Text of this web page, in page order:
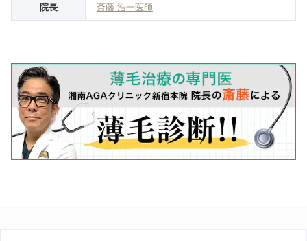
院長 斎藤 浩一医師